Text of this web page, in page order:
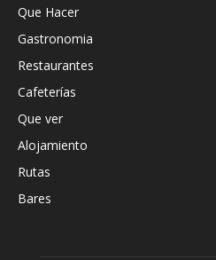
Que Hacer
Gastronomia
Restaurantes
Cafeterías
Que ver
Alojamiento
Rutas
Bares